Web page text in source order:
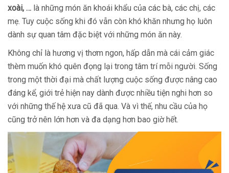
xoài, … là những món ăn khoái khẩu của các bà, các chị, các
mẹ. Tuy cuộc sống khi đó vẫn còn khó khăn nhưng họ luôn
dành sự quan tâm đặc biệt với những món ăn này.
Không chỉ là hương vị thơm ngon, hấp dẫn mà cái cảm giác
thèm muốn khó quên đọng lại trong tâm trí mỗi người. Sống
trong một thời đại mà chất lượng cuộc sống được nâng cao
đáng kể, giới trẻ hiện nay dành được nhiều tiện nghi hơn so
với những thế hệ xưa cũ đã qua. Và vì thế, nhu cầu của họ
cũng trở nên lớn hơn và đa dạng hơn bao giờ hết.